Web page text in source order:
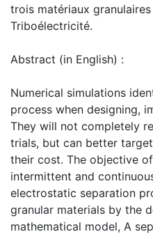
trois matériaux
Triboélectricité.
Abstract (in English) :
Numerical simulations
process when designing,
They will not completely
trials, but can better
their cost. The objective
intermittent and
electrostatic separation
granular materials by the
mathematical model, A